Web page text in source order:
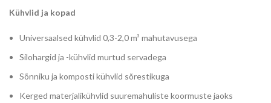
Kühvlid ja kopad
Universaalsed kühvlid 0,3-2,0 m³ mahutavusega
Silohargid ja -kühvlid murtud servadega
Sõnniku ja komposti kühvlid sõrestikuga
Kerged materjalikühvlid suuremahuliste koormuste jaoks